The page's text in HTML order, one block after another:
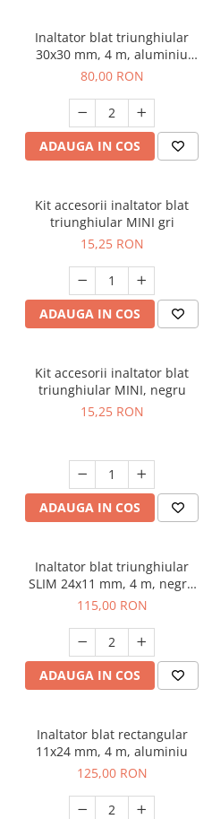
Inaltator blat triunghiular
30x30 mm, 4 m, aluminiu
periat
80,00 RON
ADAUGA IN COS
Kit accesorii inaltator blat
triunghiular MINI gri
15,25 RON
ADAUGA IN COS
Kit accesorii inaltator blat
triunghiular MINI, negru
15,25 RON
ADAUGA IN COS
Inaltator blat triunghiular
SLIM 24x11 mm, 4 m, negru
mat
115,00 RON
ADAUGA IN COS
Inaltator blat rectangular
11x24 mm, 4 m, aluminiu
125,00 RON